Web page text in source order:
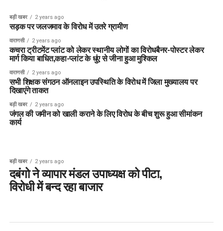
बड़ी खबर 2 years ago
सड़क पर जलजमाव के विरोध में उतरे ग्रामीण
वाराणसी 2 years ago
कचरा ट्रीटमेंट प्लांट को लेकर स्थानीय लोगों का विरोधबैनर-पोस्टर लेकर
मार्ग किया बाधित,कहा-प्लांट के धुंए से जीना हुआ मुश्किल
वाराणसी 2 years ago
सभी शिक्षक संगठन ऑनलाइन उपस्थिति के विरोध में जिला मुख्यालय पर
दिखाएंगे ताकत
बड़ी खबर 2 years ago
जंगल की जमीन को खाली कराने के लिए विरोध के बीच शुरू हुआ सीमांकन
कार्य
बड़ी खबर 2 years ago
दबंगो ने व्यापार मंडल उपाध्यक्ष को पीटा,
विरोधी में बन्द रहा बाजार